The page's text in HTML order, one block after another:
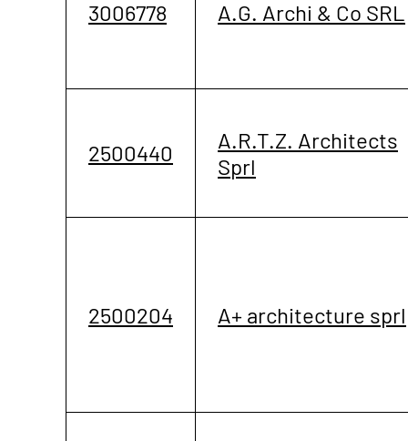
3006778 A.G. Archi & Co SRL
2500440
A.R.T.Z. Architects
Sprl
2500204 A+ architecture sprl